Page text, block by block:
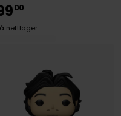
00
nettlager